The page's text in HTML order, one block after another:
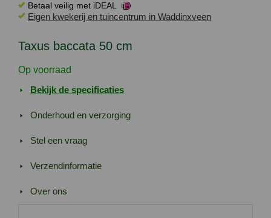
Taxus baccata 50 cm
Op voorraad
aantal
Betaal veilig met iDEAL
Eigen kwekerij en tuincentrum in Waddinxveen
Bekijk de specificaties
Onderhoud en verzorging
Stel een vraag
Verzendinformatie
Over ons